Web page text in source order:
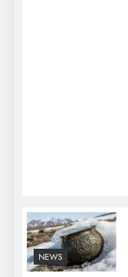
NEWS